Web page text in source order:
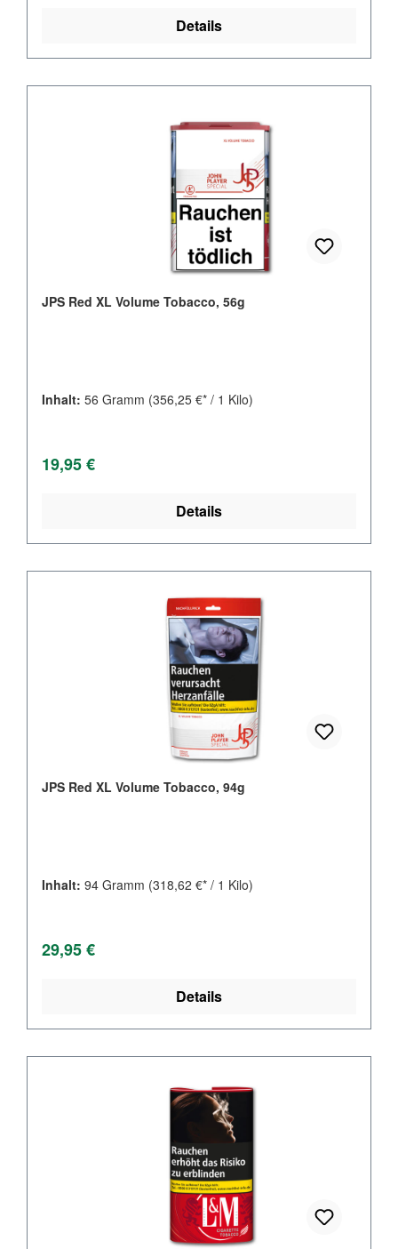
Details
JPS Red XL Volume Tobacco, 56g
Inhalt: 56 Gramm (356,25 €* / 1 Kilo)
Regulärer Preis:
19,95 €
Details
JPS Red XL Volume Tobacco, 94g
Inhalt: 94 Gramm (318,62 €* / 1 Kilo)
Regulärer Preis:
29,95 €
Details